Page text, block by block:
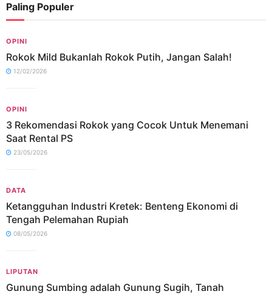
Paling Populer
OPINI
Rokok Mild Bukanlah Rokok Putih, Jangan Salah!
12/02/2026
OPINI
3 Rekomendasi Rokok yang Cocok Untuk Menemani
Saat Rental PS
23/05/2026
DATA
Ketangguhan Industri Kretek: Benteng Ekonomi di
Tengah Pelemahan Rupiah
08/05/2026
LIPUTAN
Gunung Sumbing adalah Gunung Sugih, Tanah